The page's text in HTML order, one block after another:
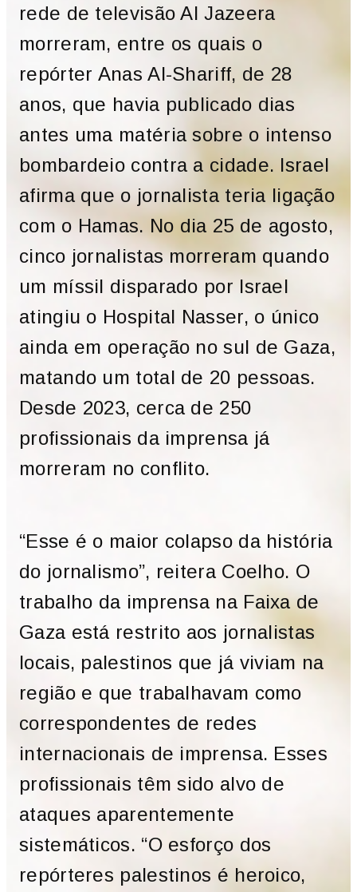
rede de televisão Al Jazeera
morreram, entre os quais o
repórter Anas Al-Shariff, de 28
anos, que havia publicado dias
antes uma matéria sobre o intenso
bombardeio contra a cidade. Israel
afirma que o jornalista teria ligação
com o Hamas. No dia 25 de agosto,
cinco jornalistas morreram quando
um míssil disparado por Israel
atingiu o Hospital Nasser, o único
ainda em operação no sul de Gaza,
matando um total de 20 pessoas.
Desde 2023, cerca de 250
profissionais da imprensa já
morreram no conflito.
“Esse é o maior colapso da história
do jornalismo”, reitera Coelho. O
trabalho da imprensa na Faixa de
Gaza está restrito aos jornalistas
locais, palestinos que já viviam na
região e que trabalhavam como
correspondentes de redes
internacionais de imprensa. Esses
profissionais têm sido alvo de
ataques aparentemente
sistemáticos. “O esforço dos
repórteres palestinos é heroico,